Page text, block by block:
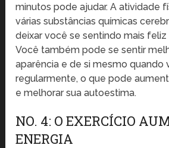
minutos pode ajudar. A atividade
várias substâncias químicas
deixar você se sentindo mais feliz
Você também pode se sentir
aparência e de si mesmo quando
regularmente, o que pode
e melhorar sua autoestima.
NO. 4: O EXERCÍCIO
ENERGIA